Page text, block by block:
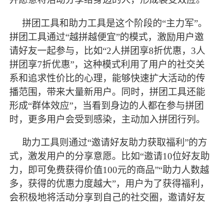
拼团工具和助力工具是这个阶段的“主力军”。
拼团工具通过“越拼越便宜”的模式，激励用户邀
请好友一起参与，比如“2人拼团享8折优惠，3人
拼团享7折优惠”，这种模式利用了用户的社交关
系和追求性价比的心理，能够快速扩大活动的传
播范围，带来大量新用户。同时，拼团工具还能
形成“群体效应”，当看到身边的人都在参与拼团
时，更多用户会受到感染，主动加入拼团行列。
助力工具则通过“邀请好友助力获取福利”的方
式，激发用户的分享意愿。比如“邀请10位好友助
力，即可免费获得价值100元的商品”“助力人数越
多，获得的优惠力度越大”，用户为了获得福利，
会积极地将活动分享到自己的社交圈，邀请好友